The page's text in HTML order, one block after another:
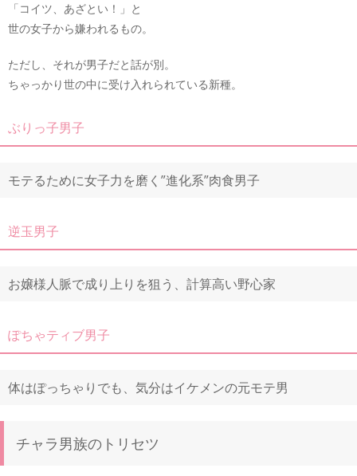
「コイツ、あざとい！」と
世の女子から嫌われるもの。
ただし、それが男子だと話が別。
ちゃっかり世の中に受け入れられている新種。
ぶりっ子男子
モテるために女子力を磨く”進化系”肉食男子
逆玉男子
お嬢様人脈で成り上りを狙う、計算高い野心家
ぽちゃティブ男子
体はぽっちゃりでも、気分はイケメンの元モテ男
チャラ男族のトリセツ